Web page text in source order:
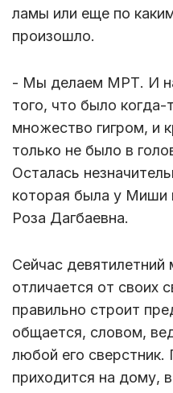
ламы или еще по
произошло.
- Мы делаем МРТ. И
того, что было
множество гигром, и
только не было в
Осталась
которая была у Миши
Роза Дагбаевна.
Сейчас девятилетний
отличается от своих
правильно строит
общается, словом,
любой его сверстник.
приходится на дому,